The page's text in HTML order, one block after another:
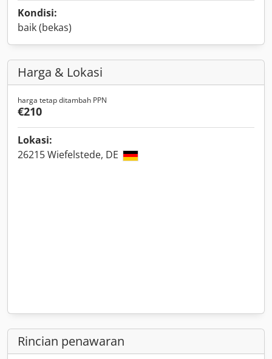
Kondisi:
baik (bekas)
Harga & Lokasi
harga tetap ditambah PPN
€210
Lokasi:
26215 Wiefelstede, DE
Rincian penawaran